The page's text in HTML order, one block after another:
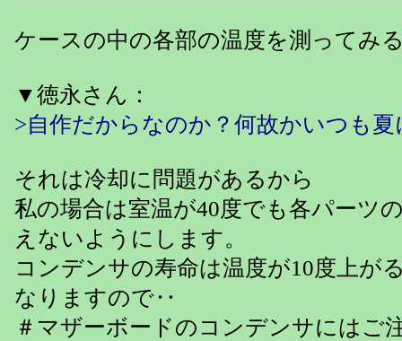
ケースの中の各部の温度を測ってみ
▼徳永さん：
>自作だからなのか？何故かいつも
それは冷却に問題があるから
私の場合は室温が40度でも各パーツ
えないようにします。
コンデンサの寿命は温度が10度上が
なりますので‥
＃マザーボードのコンデンサにはご